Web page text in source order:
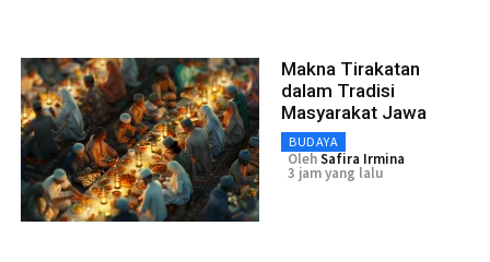
Makna Tirakatan
dalam Tradisi
Masyarakat Jawa
BUDAYA
OlehSafira Irmina
3 jam yang lalu